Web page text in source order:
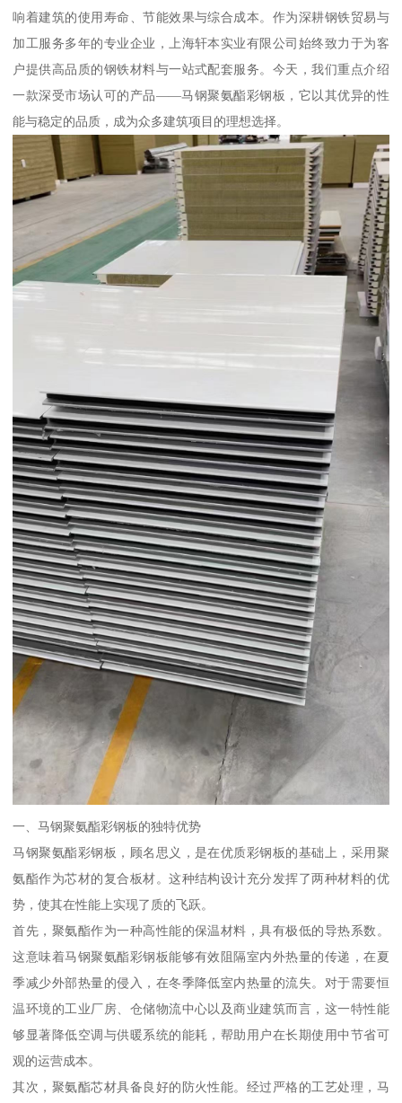
响着建筑的使用寿命、节能效果与综合成本。作为深耕钢铁贸易与
加工服务多年的专业企业，上海轩本实业有限公司始终致力于为客
户提供高品质的钢铁材料与一站式配套服务。今天，我们重点介绍
一款深受市场认可的产品——马钢聚氨酯彩钢板，它以其优异的性
能与稳定的品质，成为众多建筑项目的理想选择。
一、马钢聚氨酯彩钢板的独特优势
马钢聚氨酯彩钢板，顾名思义，是在优质彩钢板的基础上，采用聚
氨酯作为芯材的复合板材。这种结构设计充分发挥了两种材料的优
势，使其在性能上实现了质的飞跃。
首先，聚氨酯作为一种高性能的保温材料，具有极低的导热系数。
这意味着马钢聚氨酯彩钢板能够有效阻隔室内外热量的传递，在夏
季减少外部热量的侵入，在冬季降低室内热量的流失。对于需要恒
温环境的工业厂房、仓储物流中心以及商业建筑而言，这一特性能
够显著降低空调与供暖系统的能耗，帮助用户在长期使用中节省可
观的运营成本。
其次，聚氨酯芯材具备良好的防火性能。经过严格的工艺处理，马